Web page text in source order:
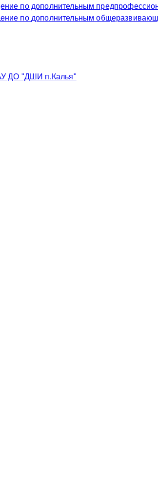
Правила приема в учреждение по дополнительным
Правила приема в учреждение по дополнительным
ДО "ДШИ п.Калья"